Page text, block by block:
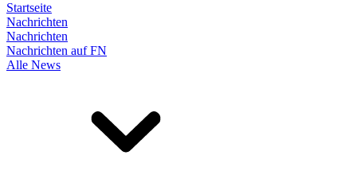
Startseite
Nachrichten
Nachrichten
Nachrichten auf FN
Alle News